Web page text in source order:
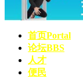
首页Portal
论坛BBS
人才
便民